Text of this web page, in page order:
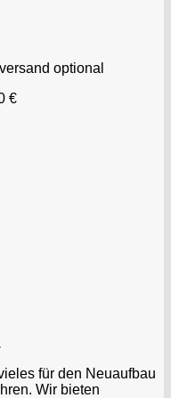
optional
€
für den Neuaufbau
Wir bieten